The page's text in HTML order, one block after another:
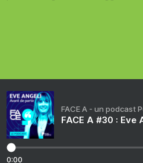
FACE A - un podcast
FACE A #30 :
0:00